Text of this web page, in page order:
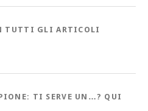
TUTTI GLI ARTICOLI
TI SERVE UN…? QUI